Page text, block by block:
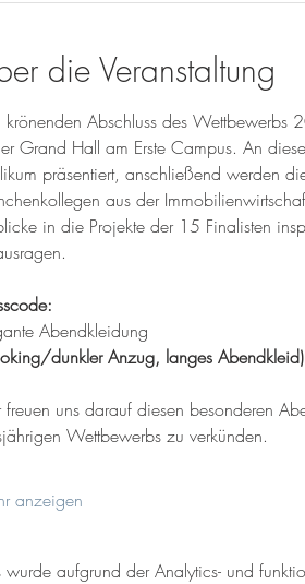
die Veranstaltung
krönenden Abschluss des
Grand Hall am Erste Campus. An
präsentiert, anschließend werden
aus der
in die Projekte der 15 Finalisten
Abendkleidung
dunkler Anzug, langes Abendkleid)
uns darauf diesen besonderen
Wettbewerbs zu verkünden.
anzeigen
aufgrund der Analytics- und